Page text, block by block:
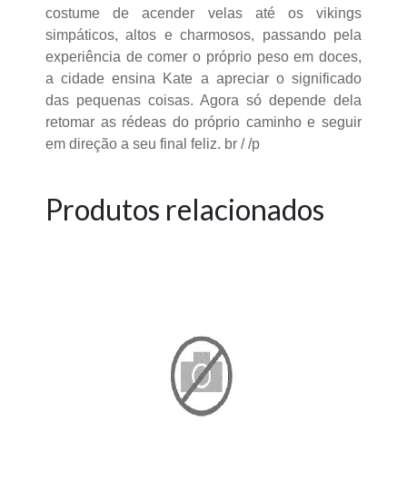
costume de acender velas até os vikings
simpáticos, altos e charmosos, passando pela
experiência de comer o próprio peso em doces,
a cidade ensina Kate a apreciar o significado
das pequenas coisas. Agora só depende dela
retomar as rédeas do próprio caminho e seguir
em direção a seu final feliz. br / /p
Produtos relacionados